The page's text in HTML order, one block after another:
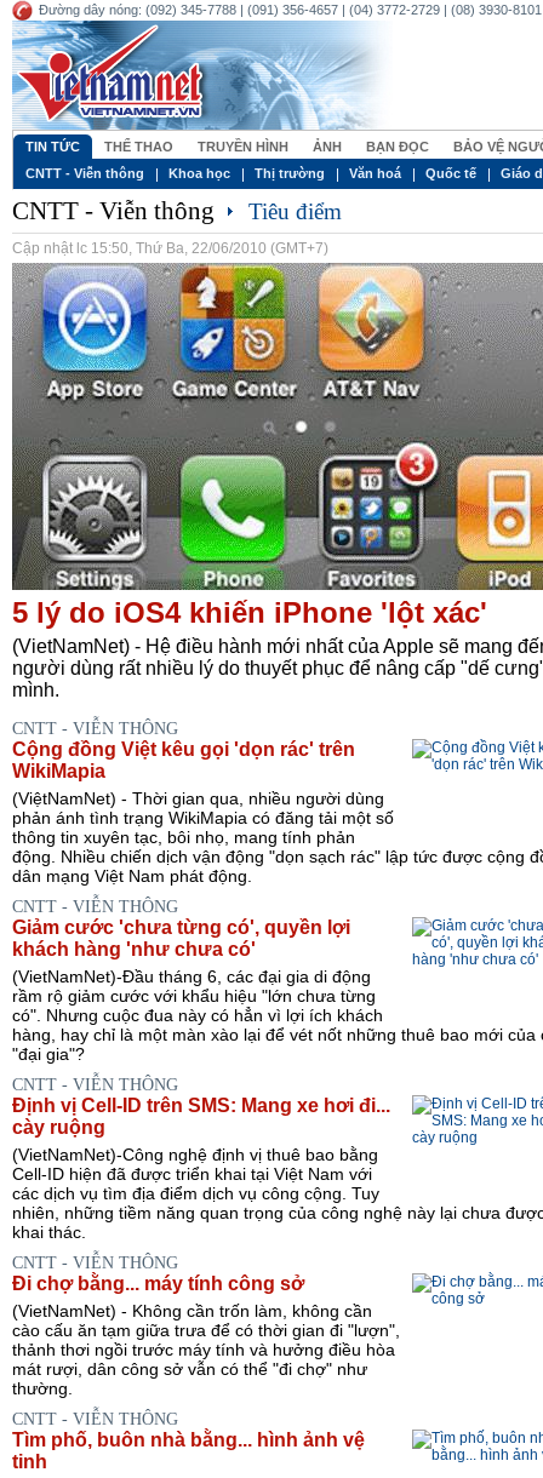
Đường dây nóng: (092) 345-7788 | (091) 356-4657 | (04) 3772-2729 | (08) 3930-
TIN TỨC THỂ THAO TRUYỀN HÌNH ẢNH BẠN ĐỌC
BẢO VỆ
CNTT - Viễn thông
Khoa học Thị trường Văn hoá Quốc tế Giáo
CNTT - Viễn thông Tiêu điểm
Cập nhật lc 15:50, Thứ Ba, 22/06/2010 (GMT+7)
5 lý do iOS4 khiến iPhone 'lột xác'
(VietNamNet) - Hệ điều hành mới nhất của Apple sẽ mang
người dùng rất nhiều lý do thuyết phục để nâng cấp "dế
mình.
CNTT - VIỄN THÔNG
Cộng đồng Việt kêu gọi 'dọn rác' trên
WikiMapia
(ViệtNamNet) - Thời gian qua, nhiều người dùng
phản ánh tình trạng WikiMapia có đăng tải một số
thông tin xuyên tạc, bôi nhọ, mang tính phản
động. Nhiều chiến dịch vận động "dọn sạch rác" lập tức được cộng
dân mạng Việt Nam phát động.
CNTT - VIỄN THÔNG
Giảm cước 'chưa từng có', quyền lợi
khách hàng 'như chưa có'
(VietNamNet)-Đầu tháng 6, các đại gia di động
rầm rộ giảm cước với khẩu hiệu "lớn chưa từng
có". Nhưng cuộc đua này có hẳn vì lợi ích khách
hàng, hay chỉ là một màn xào lại để vét nốt những thuê bao mới của
"đại gia"?
CNTT - VIỄN THÔNG
Định vị Cell-ID trên SMS: Mang xe hơi đi...
cày ruộng
(VietNamNet)-Công nghệ định vị thuê bao bằng
Cell-ID hiện đã được triển khai tại Việt Nam với
các dịch vụ tìm địa điểm dịch vụ công cộng. Tuy
nhiên, những tiềm năng quan trọng của công nghệ này lại chưa
khai thác.
CNTT - VIỄN THÔNG
Đi chợ bằng... máy tính công sở
(VietNamNet) - Không cần trốn làm, không cần
cào cấu ăn tạm giữa trưa để có thời gian đi "lượn",
thảnh thơi ngồi trước máy tính và hưởng điều hòa
mát rượi, dân công sở vẫn có thể "đi chợ" như
thường.
CNTT - VIỄN THÔNG
Tìm phố, buôn nhà bằng... hình ảnh vệ
tinh